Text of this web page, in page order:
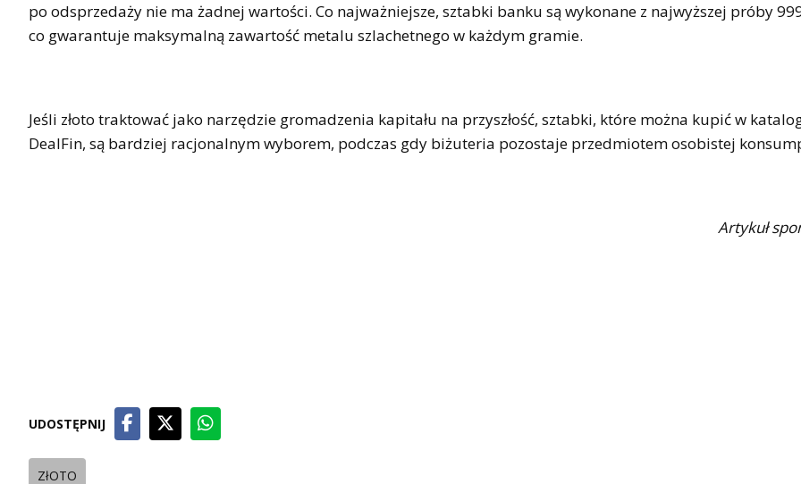
po odsprzedaży nie ma żadnej wartości. Co najważniejsze, sztabki banku są wykonane z najwyższej próby
co gwarantuje maksymalną zawartość metalu szlachetnego w każdym gramie.
Jeśli złoto traktować jako narzędzie gromadzenia kapitału na przyszłość, sztabki, które można kupić w
DealFin, są bardziej racjonalnym wyborem, podczas gdy biżuteria pozostaje przedmiotem osobistej
Artykuł
UDOSTĘPNIJ
ZłOTO